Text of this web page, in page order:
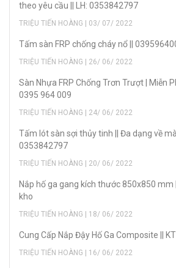
theo yêu cầu || LH: 0353842797
TRIỆU TIẾN HOÀNG | 03/ 07/ 2022
Tấm sàn FRP chống cháy nổ ||
TRIỆU TIẾN HOÀNG | 26/ 06/ 2022
Sàn Nhựa FRP Chống Trơn Trượt | Miễn
0395 964 009
TRIỆU TIẾN HOÀNG | 24/ 06/ 2022
Tấm lót sàn sợi thủy tinh || Đa dạng về
0353842797
TRIỆU TIẾN HOÀNG | 20/ 06/ 2022
Nắp hố ga gang kích thước 850x850 mm
kho
TRIỆU TIẾN HOÀNG | 18/ 06/ 2022
Cung Cấp Nắp Đậy Hố Ga Composite ||
TRIỆU TIẾN HOÀNG | 16/ 06/ 2022